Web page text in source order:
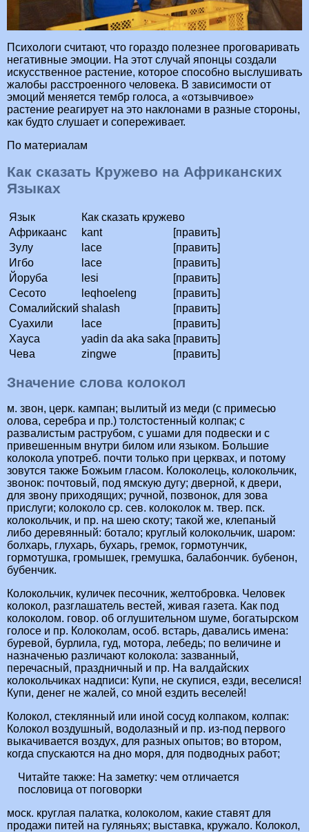
Психологи считают, что гораздо полезнее проговаривать
негативные эмоции. На этот случай японцы создали
искусственное растение, которое способно выслушивать
жалобы расстроенного человека. В зависимости от
эмоций меняется тембр голоса, а «отзывчивое»
растение реагирует на это наклонами в разные стороны,
как будто слушает и сопереживает.
По материалам
Как сказать Кружево на Африканских
Языках
Язык
Как сказать кружево
Африкаанс
kant
[править]
Зулу
lace
[править]
Игбо
lace
[править]
Йоруба
lesi
[править]
Сесото
leqhoeleng
[править]
Сомалийский shalash
[править]
Суахили
lace
[править]
Хауса
yadin da aka saka [править]
Чева
zingwe [править]
Значение слова колокол
м. звон, церк. кампан; вылитый из меди (с примесью
олова, серебра и пр.) толстостенный колпак; с
развалистым раструбом, с ушами для подвески и с
привешенным внутри билом или языком. Большие
колокола употреб. почти только при церквах, и потому
зовутся также Божьим гласом. Колоколець, колокольчик,
звонок: почтовый, под ямскую дугу; дверной, к двери,
для звону приходящих; ручной, позвонок, для зова
прислуги; колоколо ср. сев. колоколок м. твер. пск.
колокольчик, и пр. на шею скоту; такой же, клепаный
либо деревянный: ботало; круглый колокольчик, шаром:
болхарь, глухарь, бухарь, гремок, гормотунчик,
гормотушка, громышек, гремушка, балабончик. бубенон,
бубенчик.
Колокольчик, куличек песочник, желтобровка. Человек
колокол, разглашатель вестей, живая газета. Как под
колоколом. говор. об оглушительном шуме, богатырском
голосе и пр. Колоколам, особ. встарь, давались имена:
буревой, бурлила, гуд, мотора, лебедь; по величине и
назначенью различают колокола: зазванный,
перечасный, праздничный и пр. На валдайских
колокольчиках надписи: Купи, не скупися, езди, веселися!
Купи, денег не жалей, со мной ездить веселей!
Колокол, стеклянный или иной сосуд колпаком, колпак:
Колокол воздушный, водолазный и пр. из-под первого
выкачивается воздух, для разных опытов; во втором,
когда спускаются на дно моря, для подводных работ;
Читайте также: На заметку: чем отличается
пословица от поговорки
моск. круглая палатка, колоколом, какие ставят для
продажи питей на гуляньях; выставка, кружало. Колокол,